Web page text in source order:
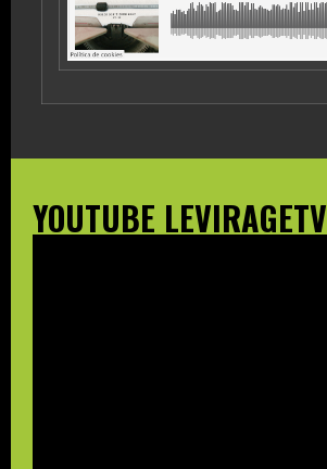
YOUTUBE LEVIRAGETV